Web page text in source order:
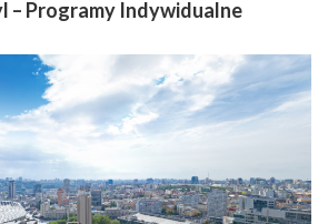
– Programy Indywidualne